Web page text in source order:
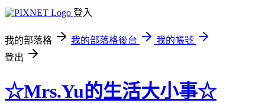
登入
我的部落格 我的部落格後台
我的帳號
登出
☆Mrs.Yu的生活大小事☆